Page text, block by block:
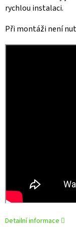
rychlou instalaci.
Při montáži není
Detailní informace